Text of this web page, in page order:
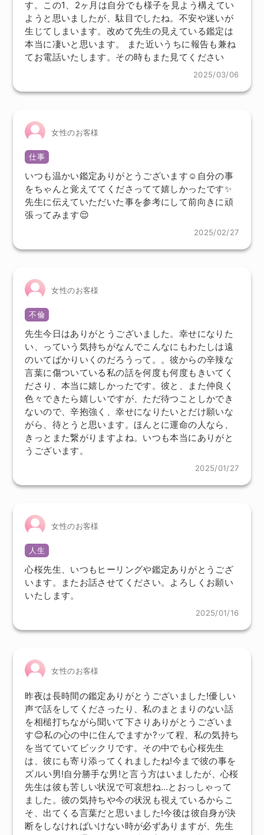
す。この1、2ヶ月は自分でも様子を見よう構えてい
ようと思いましたが、駄目でしたね。不安や迷いが
生じてしまいます。改めて先生の見えている鑑定は
本当に凄いと思います。 また近いうちに報告も兼ね
てお電話いたします。その時もまた見てください
2025/03/06
女性のお客様
仕事
いつも温かい鑑定ありがとうございます☺️自分の事
をちゃんと覚えててくださってて嬉しかったです✨
先生に伝えていただいた事を参考にして前向きに頑
張ってみます😌
2025/02/27
女性のお客様
不倫
先生今日はありがとうございました。幸せになりた
い、っていう気持ちがなんでこんなにもわたしは遠
のいてばかりいくのだろうって。。彼からの辛辣な
言葉に傷ついている私の話を何度も何度もきいてく
ださり、本当に嬉しかったです。彼と、また仲良く
色々できたら嬉しいですが、ただ待つことしかでき
ないので、辛抱強く、幸せになりたいとだけ願いな
がら、待とうと思います。ほんとに運命の人なら、
きっとまた繋がりますよね。いつも本当にありがと
うございます。
2025/01/27
女性のお客様
人生
心桜先生、いつもヒーリングや鑑定ありがとうござ
います。またお話させてください。よろしくお願い
いたします。
2025/01/16
女性のお客様
昨夜は長時間の鑑定ありがとうございました!優しい
声で話をしてくださったり、私のまとまりのない話
を相槌打ちながら聞いて下さりありがとうございま
す😊私の心の中に住んでますか?ッて程、私の気持ち
を当てていてビックリです。その中でも心桜先生
は、彼にも寄り添ってくれましたね!今まで彼の事を
ズルい男!自分勝手な男!と言う方はいましたが、心桜
先生は彼も苦しい状況で可哀想ね…とおっしゃって
ました。彼の気持ちや今の状況も視えているからこ
そ、出てくる言葉だと思いました!今後は彼自身が決
断をしなければいけない時が必ずありますが、先生